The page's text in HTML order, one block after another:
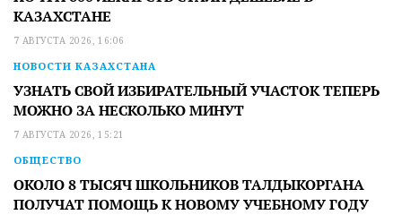
КАЗАХСТАНЕ
7 АВГУСТА 2026, 16:06
НОВОСТИ КАЗАХСТАНА
УЗНАТЬ СВОЙ ИЗБИРАТЕЛЬНЫЙ УЧАСТОК ТЕПЕРЬ
МОЖНО ЗА НЕСКОЛЬКО МИНУТ
7 АВГУСТА 2026, 15:21
ОБЩЕСТВО
ОКОЛО 8 ТЫСЯЧ ШКОЛЬНИКОВ ТАЛДЫКОРГАНА
ПОЛУЧАТ ПОМОЩЬ К НОВОМУ УЧЕБНОМУ ГОДУ